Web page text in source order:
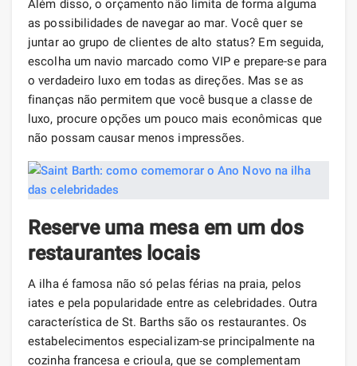
Além disso, o orçamento não limita de forma alguma
as possibilidades de navegar ao mar. Você quer se
juntar ao grupo de clientes de alto status? Em seguida,
escolha um navio marcado como VIP e prepare-se para
o verdadeiro luxo em todas as direções. Mas se as
finanças não permitem que você busque a classe de
luxo, procure opções um pouco mais econômicas que
não possam causar menos impressões.
Reserve uma mesa em um dos
restaurantes locais
A ilha é famosa não só pelas férias na praia, pelos
iates e pela popularidade entre as celebridades. Outra
característica de St. Barths são os restaurantes. Os
estabelecimentos especializam-se principalmente na
cozinha francesa e crioula, que se complementam